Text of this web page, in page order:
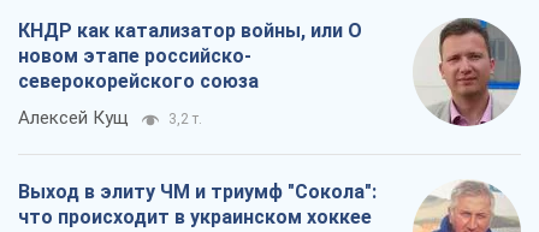
КНДР как катализатор войны, или О
новом этапе российско-
северокорейского союза
Алексей Кущ 3,2 т.
Выход в элиту ЧМ и триумф "Сокола":
что происходит в украинском хоккее